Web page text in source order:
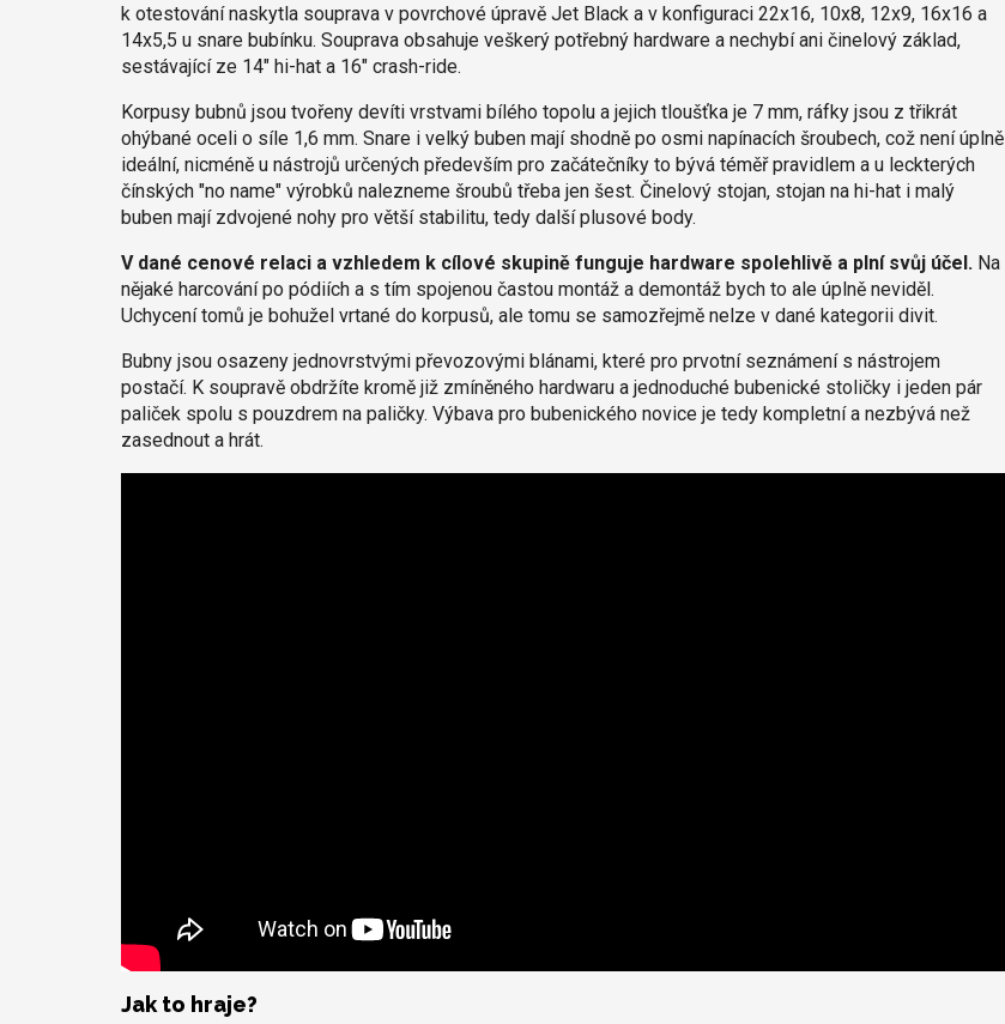
k otestování naskytla souprava v povrchové úpravě Jet Black a v konfiguraci 22x16, 10x8, 12x9, 16x16 a
14x5,5 u snare bubínku. Souprava obsahuje veškerý potřebný hardware a nechybí ani činelový základ,
sestávající ze 14" hi-hat a 16" crash-ride.
Korpusy bubnů jsou tvořeny devíti vrstvami bílého topolu a jejich tloušťka je 7 mm, ráfky jsou z třikrát
ohýbané oceli o síle 1,6 mm. Snare i velký buben mají shodně po osmi napínacích šroubech, což není úplně
ideální, nicméně u nástrojů určených především pro začátečníky to bývá téměř pravidlem a u leckterých
čínských "no name" výrobků nalezneme šroubů třeba jen šest. Činelový stojan, stojan na hi-hat i malý
buben mají zdvojené nohy pro větší stabilitu, tedy další plusové body.
V dané cenové relaci a vzhledem k cílové skupině funguje hardware spolehlivě a plní svůj účel. Na
nějaké harcování po pódiích a s tím spojenou častou montáž a demontáž bych to ale úplně neviděl.
Uchycení tomů je bohužel vrtané do korpusů, ale tomu se samozřejmě nelze v dané kategorii divit.
Bubny jsou osazeny jednovrstvými převozovými blánami, které pro prvotní seznámení s nástrojem
postačí. K soupravě obdržíte kromě již zmíněného hardwaru a jednoduché bubenické stoličky i jeden pár
paliček spolu s pouzdrem na paličky. Výbava pro bubenického novice je tedy kompletní a nezbývá než
zasednout a hrát.
Jak to hraje?